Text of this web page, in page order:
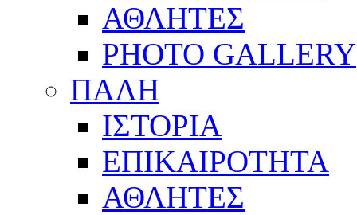
ΑΘΛΗΤΕΣ
PHOTO GALLERY
ΠΑΛΗ
ΙΣΤΟΡΙΑ
ΕΠΙΚΑΙΡΟΤΗΤΑ
ΑΘΛΗΤΕΣ